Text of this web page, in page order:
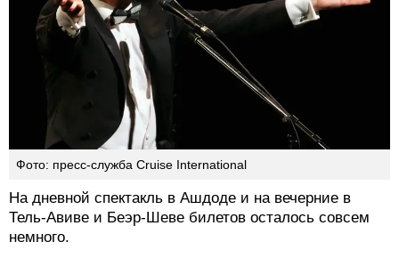
Фото: пресс-служба Cruise International
На дневной спектакль в Ашдоде и на вечерние в
Тель-Авиве и Беэр-Шеве билетов осталось совсем
немного.